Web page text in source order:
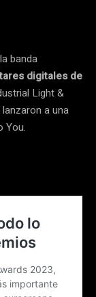
banda
digitales de
Light &
a una
You.